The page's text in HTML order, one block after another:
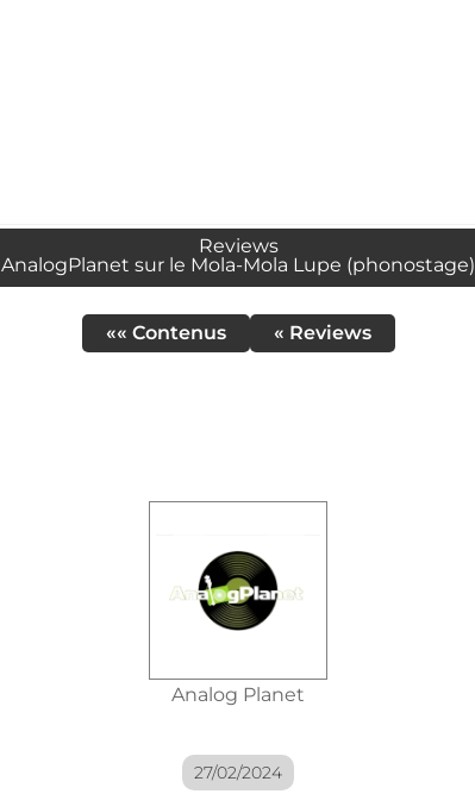
Reviews
AnalogPlanet sur le Mola-Mola Lupe (phonostage)
«« Contenus « Reviews
Analog Planet
27/02/2024